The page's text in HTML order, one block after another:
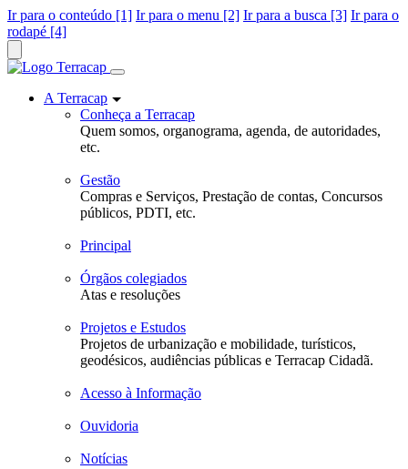
Ir para o conteúdo [1] Ir para o menu [2] Ir para a busca [3] Ir para o
rodapé [4]
A Terracap
Conheça a Terracap
Quem somos, organograma, agenda, de autoridades,
etc.
Gestão
Compras e Serviços, Prestação de contas, Concursos
públicos, PDTI, etc.
Principal
Órgãos colegiados
Atas e resoluções
Projetos e Estudos
Projetos de urbanização e mobilidade, turísticos,
geodésicos, audiências públicas e Terracap Cidadã.
Acesso à Informação
Ouvidoria
Notícias